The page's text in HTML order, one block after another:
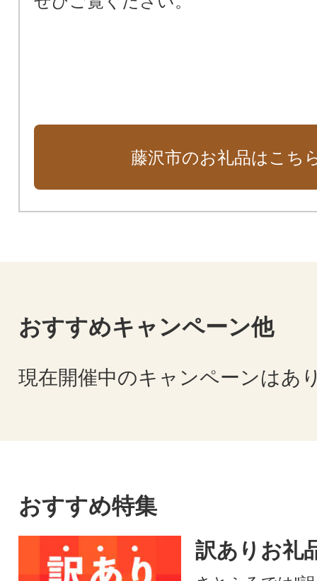
藤沢市のお礼品はこち
おすすめキャンペーン他
現在開催中のキャンペーンはあ
おすすめ特集
訳ありお礼